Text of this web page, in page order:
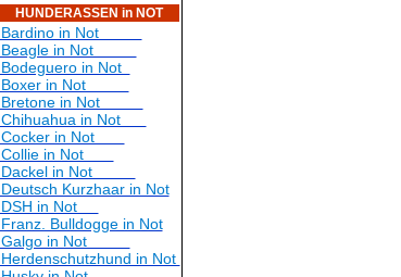
HUNDERASSEN in NOT
Bardino in Not
Beagle in Not
Bodeguero in Not
Boxer in Not
Bretone in Not
Chihuahua in Not
Cocker in Not
Collie in Not
Dackel in Not
Deutsch Kurzhaar in Not
DSH in Not
Franz. Bulldogge in Not
Galgo in Not
Herdenschutzhund in Not